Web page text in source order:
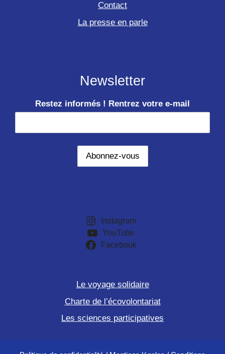
Contact
La presse en parle
Newsletter
Restez informés ! Rentrez votre e-mail
Instagram
YouTube
Facebook
Le voyage solidaire
Charte de l’écovolontariat
Les sciences participatives